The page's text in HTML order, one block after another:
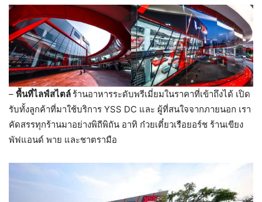
– พื้นที่ไลฟ์สไตล์ ร้านอาหารระดับพรีเมี่ยมในราคาที่เข้าถึงได้ เปิด
รับทั้งลูกค้าที่มาใช้บริการ YSS DC และ ผู้ที่สนใจจากภายนอก เรา
คัดสรรทุกร้านมาอย่างพิถีพิถัน อาทิ ก๋วยเตี๋ยวเรือยอร์ช ร้านเขียง
พัฟแอนด์ พาย และชาตรามือ